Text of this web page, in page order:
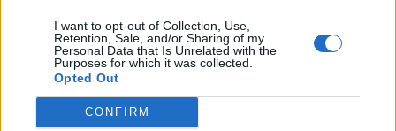
I want to opt-out of Collection, Use,
Retention, Sale, and/or Sharing of my
Personal Data that Is Unrelated with the
Purposes for which it was collected.
Opted Out
CONFIRM